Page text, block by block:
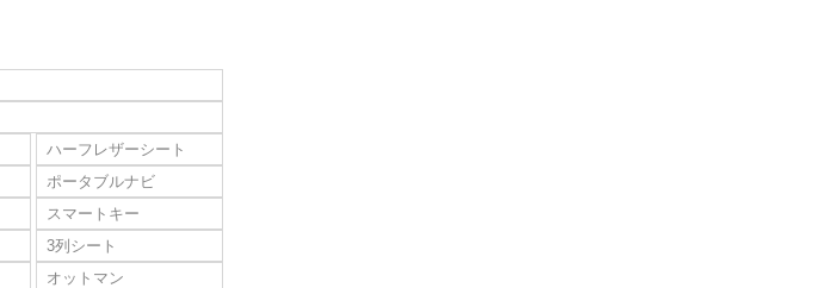
ハーフレザーシート
ポータブルナビ
スマートキー
3列シート
オットマン